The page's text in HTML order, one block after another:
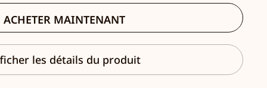
ACHETER MAINTENANT
les détails du produit